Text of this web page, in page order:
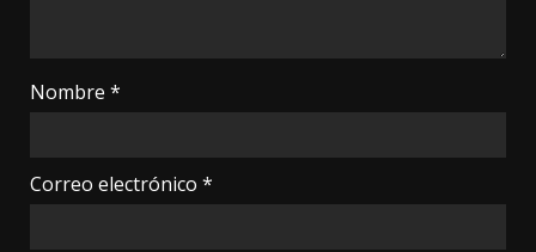
Nombre *
Correo electrónico *